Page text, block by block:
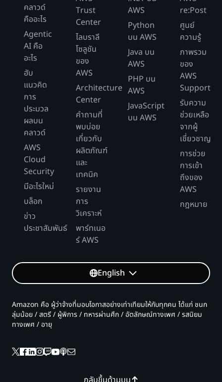
คลาวด์
คืออะไร
Agentic
AI คือ
อะไร
ฮับ
แนวคิด
การ
ประมวล
ผลบน
คลาวด์
AWS
Cloud
Security
มีอะไรใหม่
บล็อก
ข่าว
ประชาสัมพันธ์
Trust
Center
ไลบราลี
โซลูชัน
ของ
AWS
Architecture
Center
คำถามที่
พบบ่อย
เกี่ยวกับ
ผลิตภัณฑ์
และ
เทคนิค
รายงาน
การ
วิเคราะห์
พาร์ทเนอ
ร์ AWS
AWS
Python
บน AWS
Java บน
AWS
PHP บน
AWS
JavaScript
บน AWS
re:Post
ศูนย์
ความรู้
ภาพรวม
ของ
AWS
Support
รับความ
ช่วยเหลือ
จากผู้
เชี่ยวชาญ
การช่วย
การเข้า
ถึงของ
AWS
กฎหมาย
English
Amazon คือ ผู้ว่าจ้างที่มอบโอกาสอย่างเท่าเทียมให้กับทุกคน ได้แก่ ชนก
ลุ่มน้อย / สตรี / ผู้พิการ / ทหารผ่านศึก / อัตลักษณ์ทางเพศ / รสนิยม
ทางเพศ / อายุ